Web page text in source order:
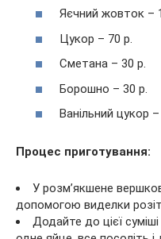
Яєчний жовток –
Цукор – 70 р.
Сметана – 30 р.
Борошно – 30 р.
Ванільний цукор –
Процес приготування:
У розм’якшене
допомогою виделки
Додайте до цієї